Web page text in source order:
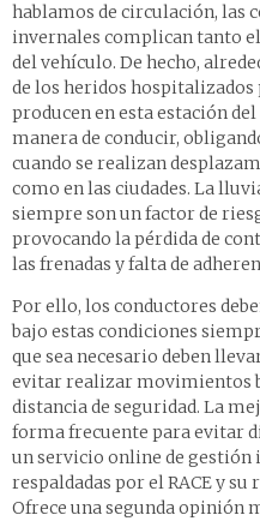
hablamos de circulación, las
invernales complican tanto
del vehículo. De hecho,
de los heridos hospitalizados
producen en esta estación
manera de conducir,
cuando se realizan
como en las ciudades. La
siempre son un factor de
provocando la pérdida de
las frenadas y falta de
Por ello, los conductores
bajo estas condiciones
que sea necesario deben
evitar realizar movimientos
distancia de seguridad. La
forma frecuente para evitar
un servicio online de gestión
respaldadas por el RACE y
Ofrece una segunda opinión